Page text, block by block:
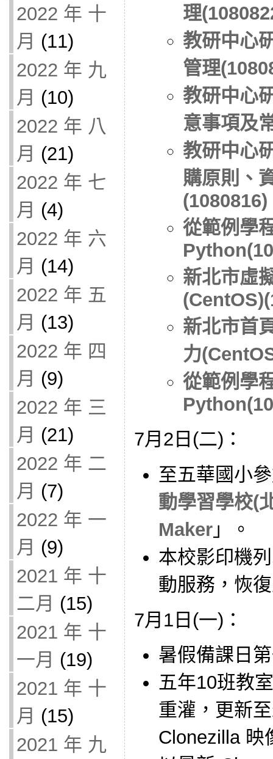
2022 年 十
月 (11)
2022 年 九
月 (10)
2022 年 八
月 (21)
2022 年 七
月 (4)
2022 年 六
月 (14)
2022 年 五
月 (13)
2022 年 四
月 (9)
2022 年 三
月 (21)
2022 年 二
月 (7)
2022 年 一
月 (9)
2021 年 十
二月 (15)
2021 年 十
一月 (19)
2021 年 十
月 (15)
2021 年 九
理
教研中心
管理
教研中心
意事項及
教研中心
購原則、
(1080816)
從範例學
新北市虛
新北市首
力
從範例學
7月2日(二)：
至五華國小
動學習學校(
Maker」。
本校影印機
動服務，恢
7月1日(一)：
暑假備課日
五年10班教
重灌，更新
Clonezilla 映